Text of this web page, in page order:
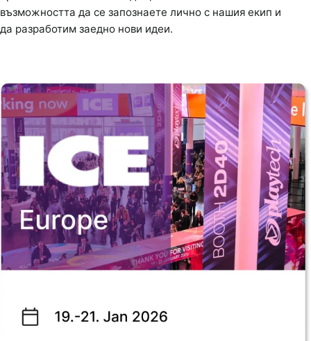
възможността да се запознаете лично с нашия екип и
да разработим заедно нови идеи.